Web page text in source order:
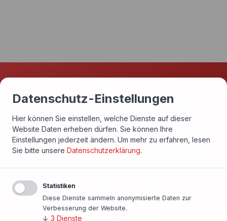
Und was kommt als
Nächstes?
Finanzierungsangebot einholen!
Persönlicher Ansprechpartner vor Ort
Datenschutz-Einstellungen
Hier können Sie einstellen, welche Dienste auf dieser
Website Daten erheben dürfen. Sie können Ihre
Einstellungen jederzeit ändern. Um mehr zu erfahren, lesen
Sie bitte unsere Datenschutzerklärung.
Statistiken
Diese Dienste sammeln anonymisierte Daten zur
Verbesserung der Website.
↓ 3 Dienste